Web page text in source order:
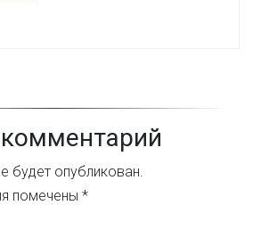
будет опубликован.
помечены *